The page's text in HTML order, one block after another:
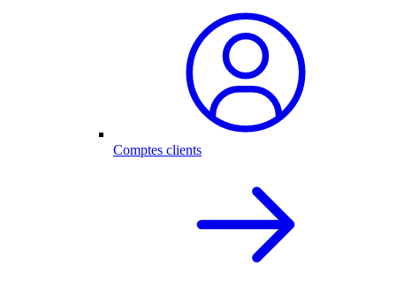
Comptes clients